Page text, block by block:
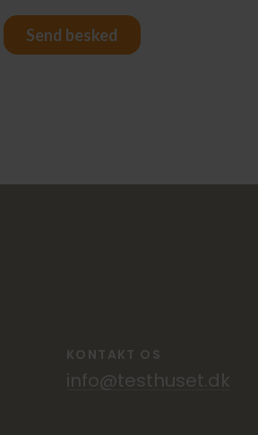
KONTAKT OS
info@testhuset.dk